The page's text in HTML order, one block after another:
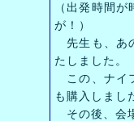
（出発時間
が！）
先生も、あ
たしました。
この、ナイ
も購入しまし
その後、会